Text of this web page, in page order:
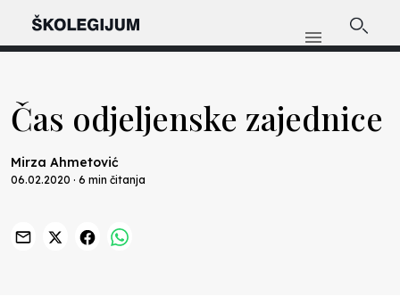
Čas odjeljenske zajednice
Mirza Ahmetović
06.02.2020 · 6 min čitanja